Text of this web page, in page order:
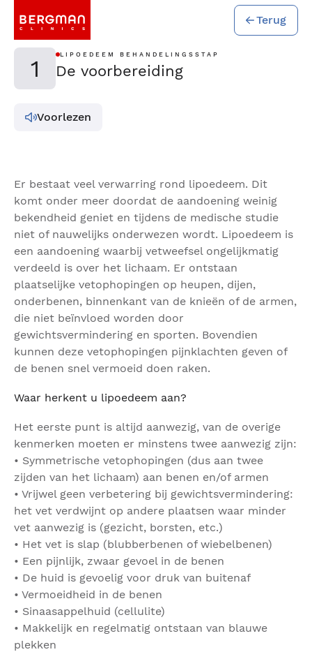
Terug
1 LIPOEDEEM BEHANDELINGSSTAP
De voorbereiding
Voorlezen
Er bestaat veel verwarring rond lipoedeem. Dit
komt onder meer doordat de aandoening weinig
bekendheid geniet en tijdens de medische studie
niet of nauwelijks onderwezen wordt. Lipoedeem is
een aandoening waarbij vetweefsel ongelijkmatig
verdeeld is over het lichaam. Er ontstaan
plaatselijke vetophopingen op heupen, dijen,
onderbenen, binnenkant van de knieën of de armen,
die niet beïnvloed worden door
gewichtsvermindering en sporten. Bovendien
kunnen deze vetophopingen pijnklachten geven of
de benen snel vermoeid doen raken.
Waar herkent u lipoedeem aan?
Het eerste punt is altijd aanwezig, van de overige
kenmerken moeten er minstens twee aanwezig zijn:
• Symmetrische vetophopingen (dus aan twee
zijden van het lichaam) aan benen en/of armen
• Vrijwel geen verbetering bij gewichtsvermindering:
het vet verdwijnt op andere plaatsen waar minder
vet aanwezig is (gezicht, borsten, etc.)
• Het vet is slap (blubberbenen of wiebelbenen)
• Een pijnlijk, zwaar gevoel in de benen
• De huid is gevoelig voor druk van buitenaf
• Vermoeidheid in de benen
• Sinaasappelhuid (cellulite)
• Makkelijk en regelmatig ontstaan van blauwe
plekken